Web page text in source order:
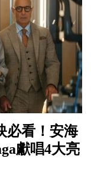
必看！安海
獻唱4大亮